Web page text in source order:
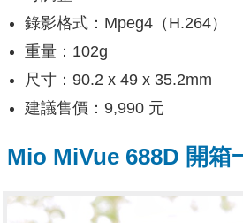
錄影格式：Mpeg4（H.264）
重量：102g
尺寸： 90.2 x 49 x 35.2mm
建議售價：9,990 元
Mio MiVue 688D 開箱